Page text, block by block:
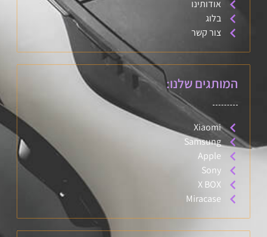
אודותינו
בלוג
צור קשר
המותגים שלנו:
Xiaomi
Samsung
Apple
Sony
X BOX
Miracase